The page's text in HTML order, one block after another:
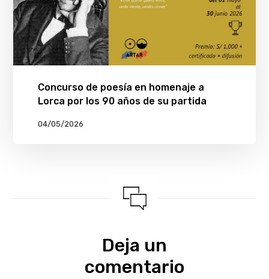
Concurso de poesía en homenaje a
Lorca por los 90 años de su partida
04/05/2026
Deja un
comentario